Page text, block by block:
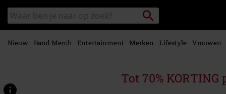
naar
hoofdinhoud
Zoek
in
catalogus
Packstation
zoeken
Nieuw Band Merch Entertainment Merken Lifestyle Vrouwen
Tot 70% KORTING